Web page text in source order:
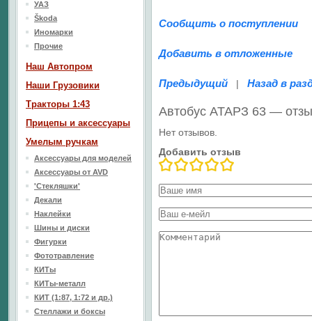
Сообщить о поступлении
Добавить в отложенные
Предыдущий | Назад в
Автобус АТАРЗ 63 —
Нет отзывов.
Добавить отзыв
УАЗ
Škoda
Иномарки
Прочие
Наш Aвтопром
Наши Грузовики
Тракторы 1:43
Прицепы и аксессуары
Умелым ручкам
Аксессуары для моделей
Аксессуары от AVD
'Стекляшки'
Декали
Наклейки
Шины и диски
Фигурки
Фототравление
КИТы
КИТы-металл
КИТ (1:87, 1:72 и др.)
Стеллажи и боксы